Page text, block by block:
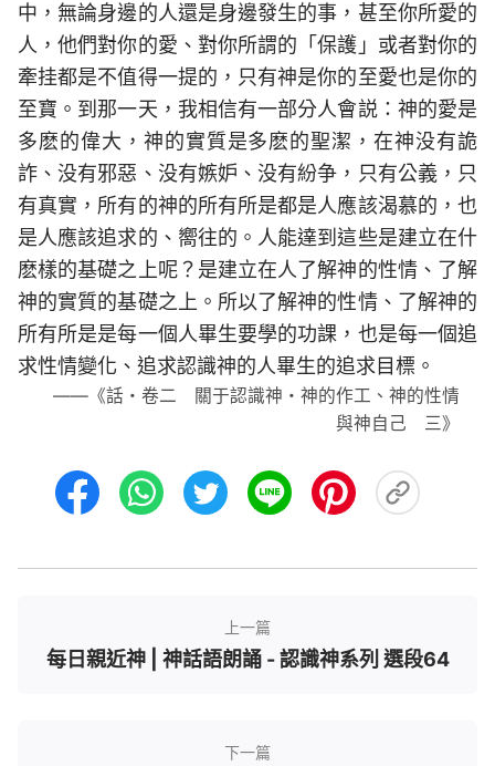
中，無論身邊的人還是身邊發生的事，甚至你所愛的
人，他們對你的愛、對你所謂的「保護」或者對你的
牽挂都是不值得一提的，只有神是你的至愛也是你的
至寶。到那一天，我相信有一部分人會説：神的愛是
多麽的偉大，神的實質是多麽的聖潔，在神没有詭
詐、没有邪惡、没有嫉妒、没有紛争，只有公義，只
有真實，所有的神的所有所是都是人應該渴慕的，也
是人應該追求的、嚮往的。人能達到這些是建立在什
麽樣的基礎之上呢？是建立在人了解神的性情、了解
神的實質的基礎之上。所以了解神的性情、了解神的
所有所是是每一個人畢生要學的功課，也是每一個追
求性情變化、追求認識神的人畢生的追求目標。
——《話・卷二 關于認識神・神的作工、神的性情
與神自己 三》
上一篇
每日親近神 | 神話語朗誦 - 認識神系列 選段64
下一篇